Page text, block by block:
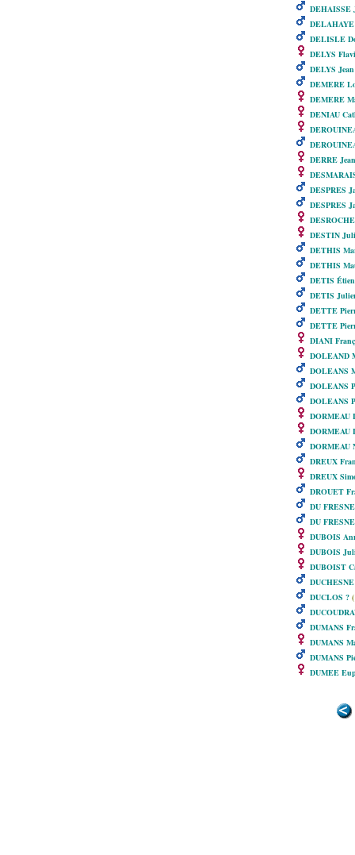
DEHAISSE
DELAHAYE
DELISLE
DELYS
DELYS
DEMERE
DEMERE
DENIAU
DERRE
DESPRES
DESPRES
DESTIN
DETHIS
DETHIS
DETIS
DETIS
DETTE
DETTE
DIANI
DOLEAND
DOLEANS
DOLEANS
DOLEANS
DORMEAU
DORMEAU
DORMEAU
DREUX
DREUX
DROUET
DU
DU
DUBOIS
DUBOIS
DUBOIST
DUCLOS ?
DUMANS
DUMANS
DUMANS
DUMEE